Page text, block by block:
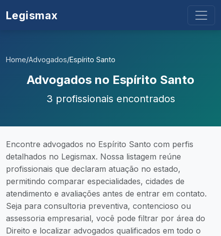
Legismax
Home/Advogados/Espírito Santo
Advogados no Espírito Santo
3 profissionais encontrados
Encontre advogados no Espírito Santo com perfis
detalhados no Legismax. Nossa listagem reúne
profissionais que declaram atuação no estado,
permitindo comparar especialidades, cidades de
atendimento e avaliações antes de entrar em contato.
Seja para consultoria preventiva, contencioso ou
assessoria empresarial, você pode filtrar por área do
Direito e localizar advogados qualificados em todo o